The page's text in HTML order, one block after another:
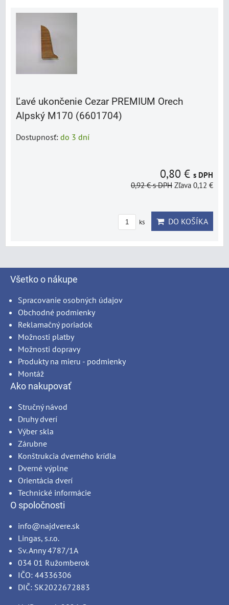
Ľavé ukončenie Cezar PREMIUM Orech
Alpský M170 (6601704)
Dostupnosť: do 3 dní
0,80 € s DPH
0,92 €s DPH Zľava 0,12 €
ks DO KOŠÍKA
Všetko o nákupe
Spracovanie osobných údajov
Obchodné podmienky
Reklamačný poriadok
Možnosti platby
Možnosti dopravy
Produkty na mieru - podmienky
Montáž
Ako nakupovať
Stručný návod
Druhy dverí
Výber skla
Zárubne
Konštrukcia dverného krídla
Dverné výplne
Orientácia dverí
Technické informácie
O spoločnosti
info@najdvere.sk
Lingas, s.r.o.
Sv. Anny 4787/1A
034 01 Ružomberok
IČO: 44336306
DIČ: SK2022672883